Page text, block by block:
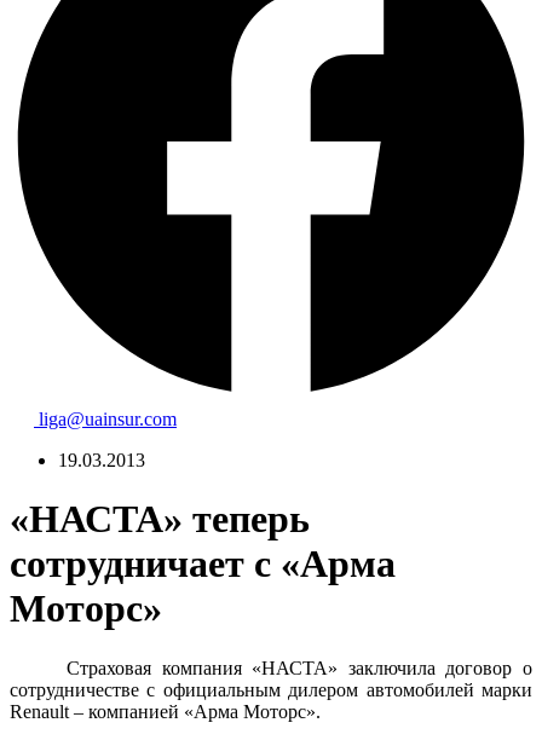
liga@uainsur.com
19.03.2013
«НАСТА» теперь
сотрудничает с «Арма
Моторс»
Страховая компания «НАСТА» заключила договор о
сотрудничестве с официальным дилером автомобилей марки
Renault – компанией «Арма Моторс».